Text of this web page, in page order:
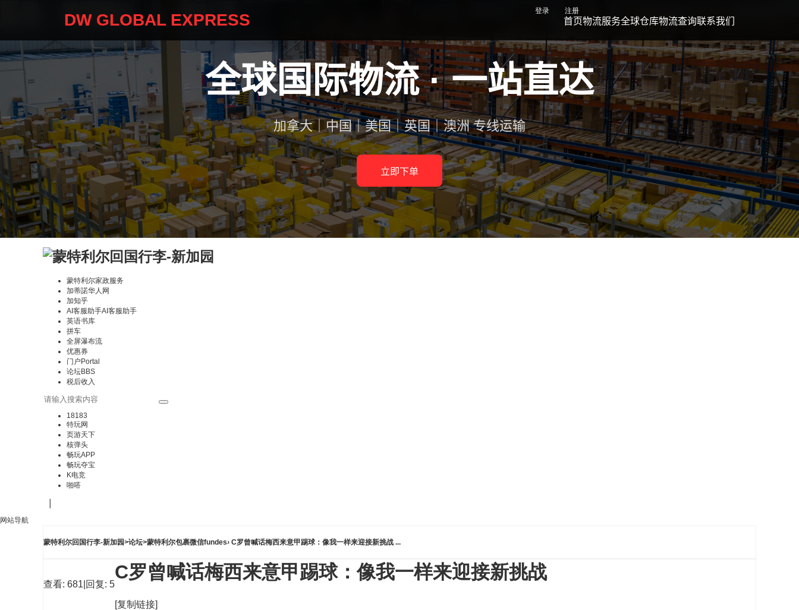
蒙特利尔家政服务
加蒂諾华人网
加知乎
AI客服助手AI客服助手
英语书库
拼车
全屏瀑布流
优惠券
门户 Portal
论坛BBS
税后收入
18183
特玩网
页游天下
核弹头
畅玩APP
畅玩夺宝
K电竞
啪嗒
登录 注册
网站导航
蒙特利尔回国行李-新加园>论坛>蒙特利尔包裹微信fundes› C罗曾喊话梅西来意甲踢球：像我一样来迎接新挑战 ...
查看: 681 回复: 5
C罗曾喊话梅西来意甲踢球：像我一样来迎接新挑战
[复制链接]